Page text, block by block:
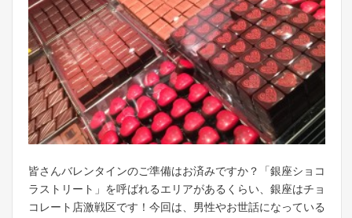
皆さんバレンタインのご準備はお済みですか？「銀座ショコ
ラストリート」を呼ばれるエリアがあるくらい、銀座はチョ
コレート店激戦区です！今回は、男性やお世話になっている